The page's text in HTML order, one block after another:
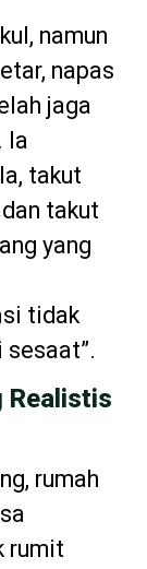
namun
napas
jaga
Ia
takut
takut
yang
tidak
sesaat”.
Realistis
rumah
rumit